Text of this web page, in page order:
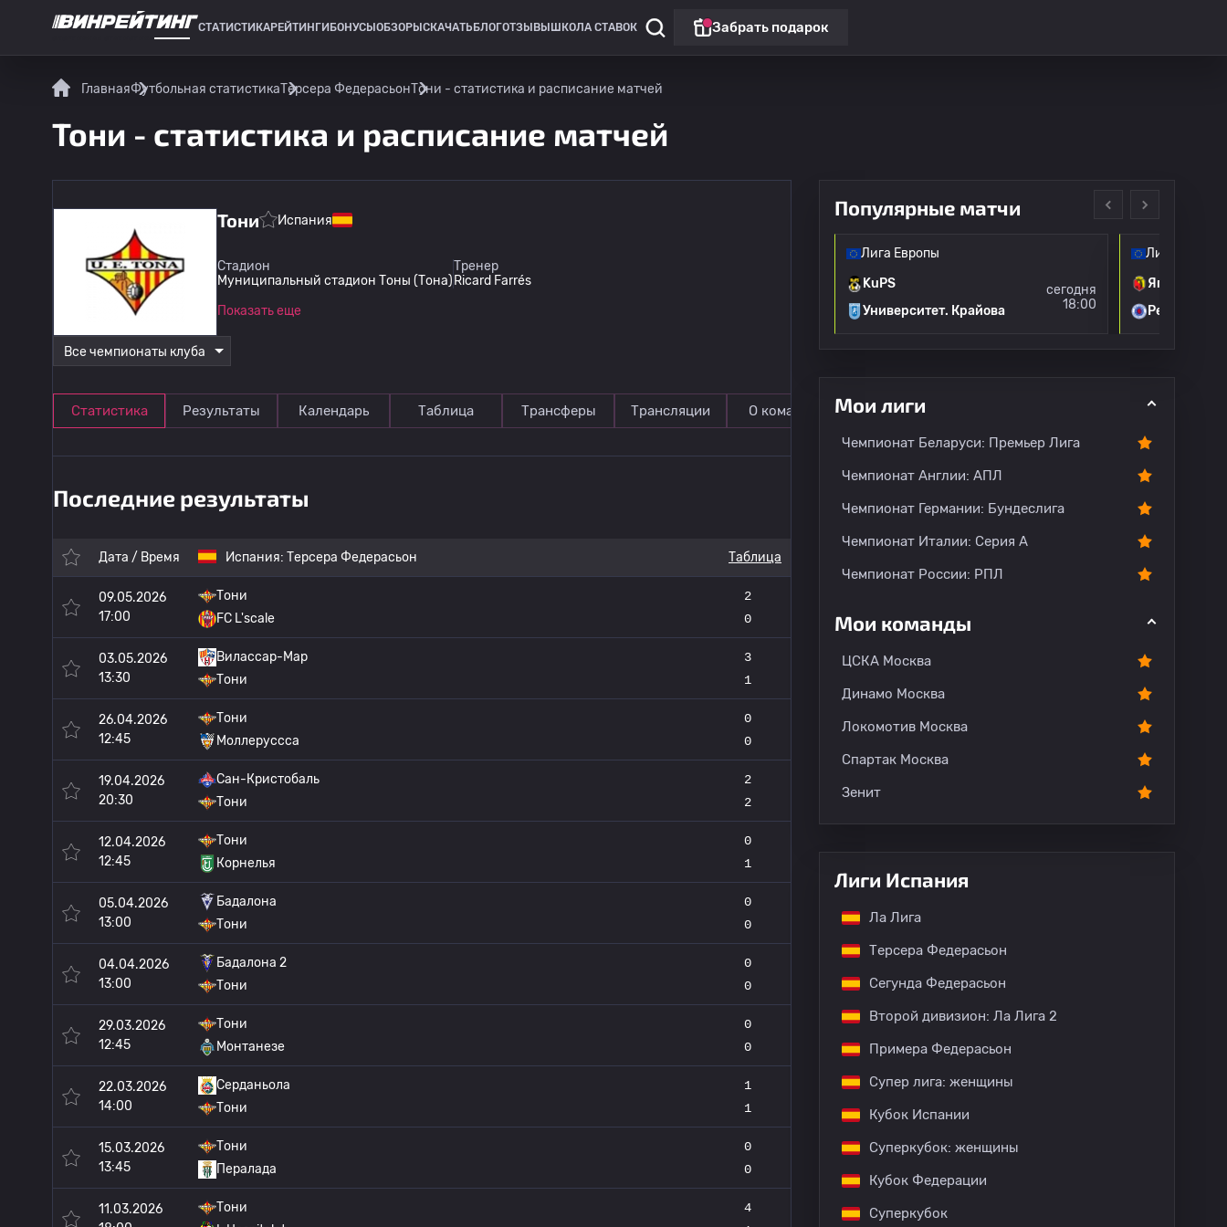
СТАТИСТИКАРЕЙТИНГИ БОНУСЫ ОБЗОРЫ СКАЧАТЬ БЛОГОТЗЫВЫ ШКОЛА СТАВОК Забрать подарок
ГлавнаяФутбольная статистикаТерсера ФедерасьонТони - статистика и расписание матчей
Тони - статистика и расписание матчей
Тони Испания
Стадион
Муниципальный стадион Тоны (Тона)
Тренер
Ricard Farrés
Показать еще
Все чемпионаты клуба
Статистика Результаты Календарь Таблица Трансферы Трансляции О команде
Последние результаты
Дата / Время Испания: Терсера Федерасьон Таблица
09.05.2026
17:00
Тони
FC L'scale
2
0
03.05.2026
13:30
Вилассар-Мар
Тони
3
1
26.04.2026
12:45
Тони
Моллеруссса
0
0
19.04.2026
20:30
Сан-Кристобаль
Тони
2
2
12.04.2026
12:45
Тони
Корнелья
0
1
05.04.2026
13:00
Бадалона
Тони
0
0
04.04.2026
13:00
Бадалона 2
Тони
0
0
29.03.2026
12:45
Тони
Монтанезе
0
0
22.03.2026
14:00
Серданьола
Тони
1
1
15.03.2026
13:45
Тони
Пералада
0
0
11.03.2026
Тони
4
Популярные матчи
Лига Европы
KuPS
Университет. Крайова
сегодня
18:00
Лига Европы
Ягеллония
Рейнджерс
Мои лиги
Чемпионат Беларуси: Премьер Лига
Чемпионат Англии: АПЛ
Чемпионат Германии: Бундеслига
Чемпионат Италии: Серия А
Чемпионат России: РПЛ
Мои команды
ЦСКА Москва
Динамо Москва
Локомотив Москва
Спартак Москва
Зенит
Лиги Испания
Ла Лига
Терсера Федерасьон
Сегунда Федерасьон
Второй дивизион: Ла Лига 2
Примера Федерасьон
Супер лига: женщины
Кубок Испании
Суперкубок: женщины
Кубок Федерации
Суперкубок